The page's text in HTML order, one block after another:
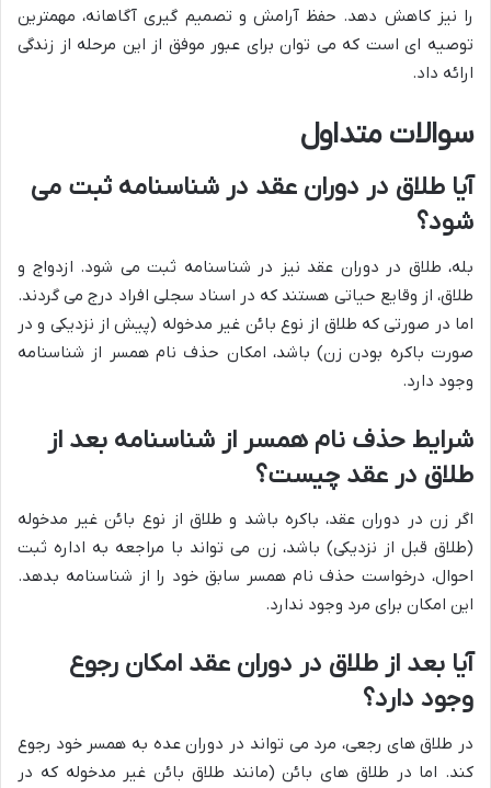
را نیز کاهش دهد. حفظ آرامش و تصمیم گیری آگاهانه، مهمترین
توصیه ای است که می توان برای عبور موفق از این مرحله از زندگی
ارائه داد.
سوالات متداول
آیا طلاق در دوران عقد در شناسنامه ثبت می
شود؟
بله، طلاق در دوران عقد نیز در شناسنامه ثبت می شود. ازدواج و
طلاق، از وقایع حیاتی هستند که در اسناد سجلی افراد درج می گردند.
اما در صورتی که طلاق از نوع بائن غیر مدخوله (پیش از نزدیکی و در
صورت باکره بودن زن) باشد، امکان حذف نام همسر از شناسنامه
وجود دارد.
شرایط حذف نام همسر از شناسنامه بعد از
طلاق در عقد چیست؟
اگر زن در دوران عقد، باکره باشد و طلاق از نوع بائن غیر مدخوله
(طلاق قبل از نزدیکی) باشد، زن می تواند با مراجعه به اداره ثبت
احوال، درخواست حذف نام همسر سابق خود را از شناسنامه بدهد.
این امکان برای مرد وجود ندارد.
آیا بعد از طلاق در دوران عقد امکان رجوع
وجود دارد؟
در طلاق های رجعی، مرد می تواند در دوران عده به همسر خود رجوع
کند. اما در طلاق های بائن (مانند طلاق بائن غیر مدخوله که در